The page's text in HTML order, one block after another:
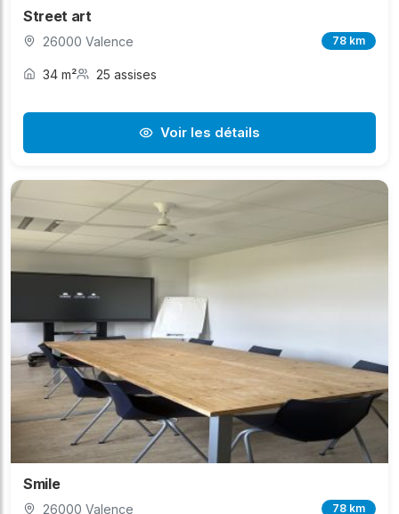
Street art
26000 Valence 78 km
34 m² 25 assises
Voir les détails
Smile
26000 Valence 78 km